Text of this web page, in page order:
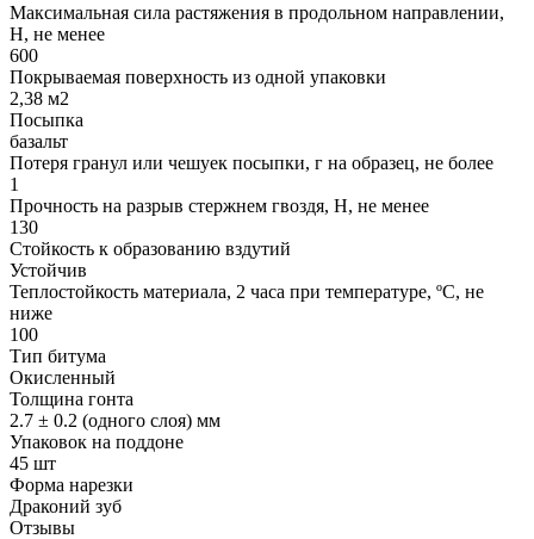
Максимальная сила растяжения в продольном направлении,
Н, не менее
600
Покрываемая поверхность из одной упаковки
2,38 м2
Посыпка
базальт
Потеря гранул или чешуек посыпки, г на образец, не более
1
Прочность на разрыв стержнем гвоздя, Н, не менее
130
Стойкость к образованию вздутий
Устойчив
Теплостойкость материала, 2 часа при температуре, ºС, не
ниже
100
Тип битума
Окисленный
Толщина гонта
2.7 ± 0.2 (одного слоя) мм
Упаковок на поддоне
45 шт
Форма нарезки
Драконий зуб
Отзывы